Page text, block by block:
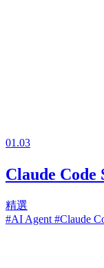
01.03
Claude
精選
#AI Agent#Claude